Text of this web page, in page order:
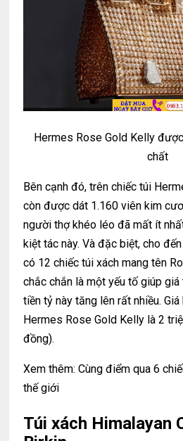
Hermes Rose Gold Kelly
chất
Bên cạnh đó, trên chiếc túi
còn được dát 1.160 viên kim
người thợ khéo léo đã mất ít
kiệt tác này. Và đặc biệt, cho
có 12 chiếc túi xách mang tên
chắc chắn là một yếu tố giúp
tiền tỷ này tăng lên rất nhiều.
Hermes Rose Gold Kelly là 2
đồng).
Xem thêm: Cùng điểm qua 6
thế giới
Túi xách Himalayan